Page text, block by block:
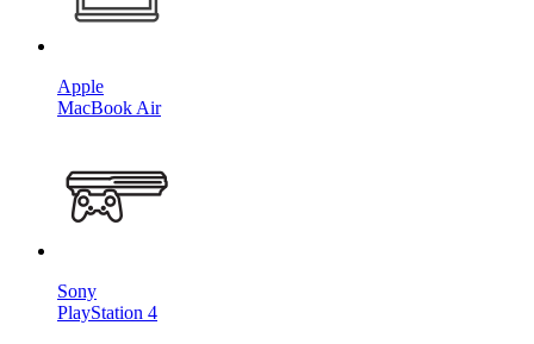
Apple
MacBook Air
Sony
PlayStation 4